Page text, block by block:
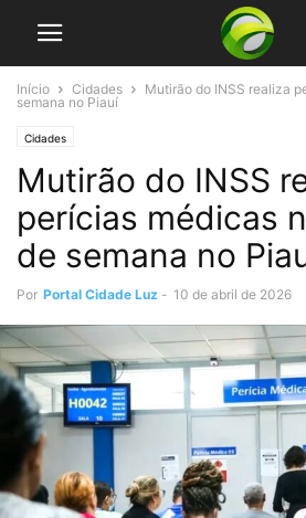
Início Cidades
Mutirão do INSS realiza
semana no Piauí
Cidades
Mutirão do INSS
perícias médicas
de semana no
Por Portal Cidade Luz - 10 de abril de 2026